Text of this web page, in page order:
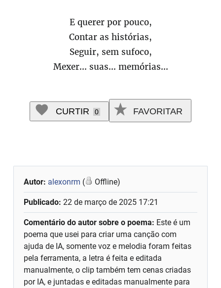
E querer por pouco,
Contar as histórias,
Seguir, sem sufoco,
Mexer... suas... memórias...
CURTIR 0 FAVORITAR
Autor: alexonrm ( Offline)
Publicado:22 de março de 2025 17:21
Comentário do autor sobre o poema: Este é um
poema que usei para criar uma canção com
ajuda de IA, somente voz e melodia foram feitas
pela ferramenta, a letra é feita e editada
manualmente, o clip também tem cenas criadas
por IA, e juntadas e editadas manualmente para